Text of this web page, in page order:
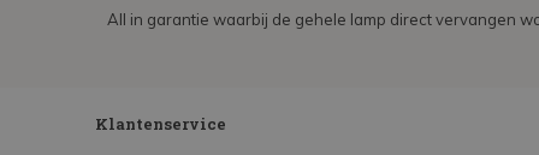
All in garantie waarbij de gehele lamp direct vervangen
Klantenservice